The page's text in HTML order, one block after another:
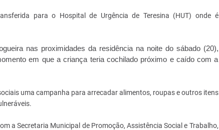
para o Hospital de Urgência de Teresina (HUT) onde é
nas proximidades da residência na noite do sábado (20),
em que a criança teria cochilado próximo e caído com a
uma campanha para arrecadar alimentos, roupas e outros itens
a Secretaria Municipal de Promoção, Assistência Social e Trabalho,